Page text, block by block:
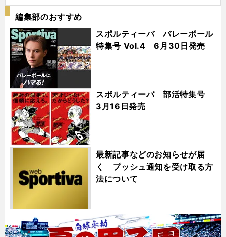
編集部のおすすめ
スポルティーバ バレーボール
特集号 Vol.4 6月30日発売
スポルティーバ 部活特集号
3月16日発売
最新記事などのお知らせが届
く プッシュ通知を受け取る方
法について